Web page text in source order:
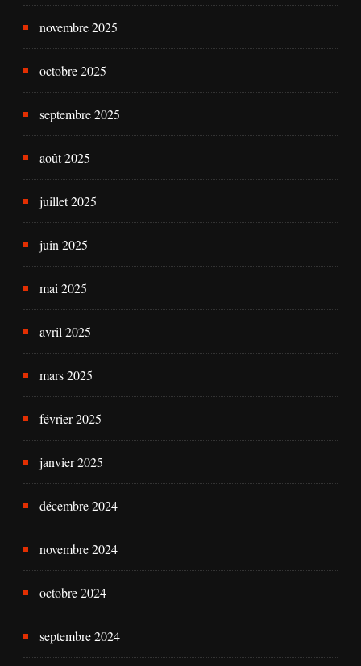
novembre 2025
octobre 2025
septembre 2025
août 2025
juillet 2025
juin 2025
mai 2025
avril 2025
mars 2025
février 2025
janvier 2025
décembre 2024
novembre 2024
octobre 2024
septembre 2024